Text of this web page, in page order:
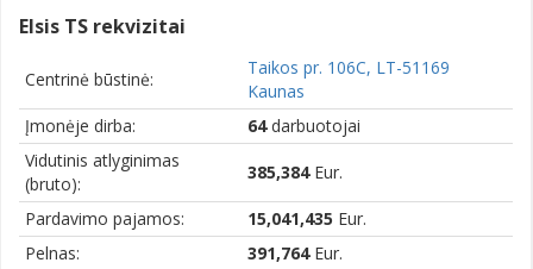
Elsis TS rekvizitai
Centrinė būstinė:
Taikos pr. 106C, LT-51169
Kaunas
Įmonėje dirba:
64darbuotojai
Vidutinis atlyginimas
(bruto):
385,384Eur.
Pardavimo pajamos: 15,041,435 Eur.
Pelnas:
391,764Eur.